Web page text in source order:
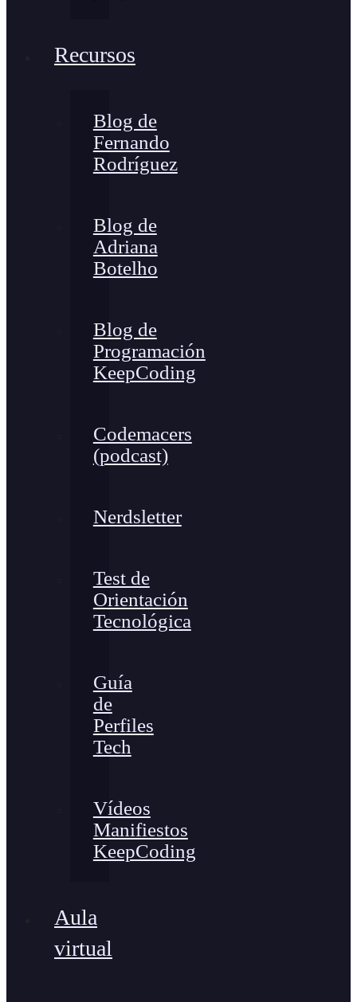
Recursos
Blog de
Fernando
Rodríguez
Blog de
Adriana
Botelho
Blog de
Programación
KeepCoding
Codemacers
(podcast)
Nerdsletter
Test de
Orientación
Tecnológica
Guía
de
Perfiles
Tech
Vídeos
Manifiestos
KeepCoding
Aula
virtual